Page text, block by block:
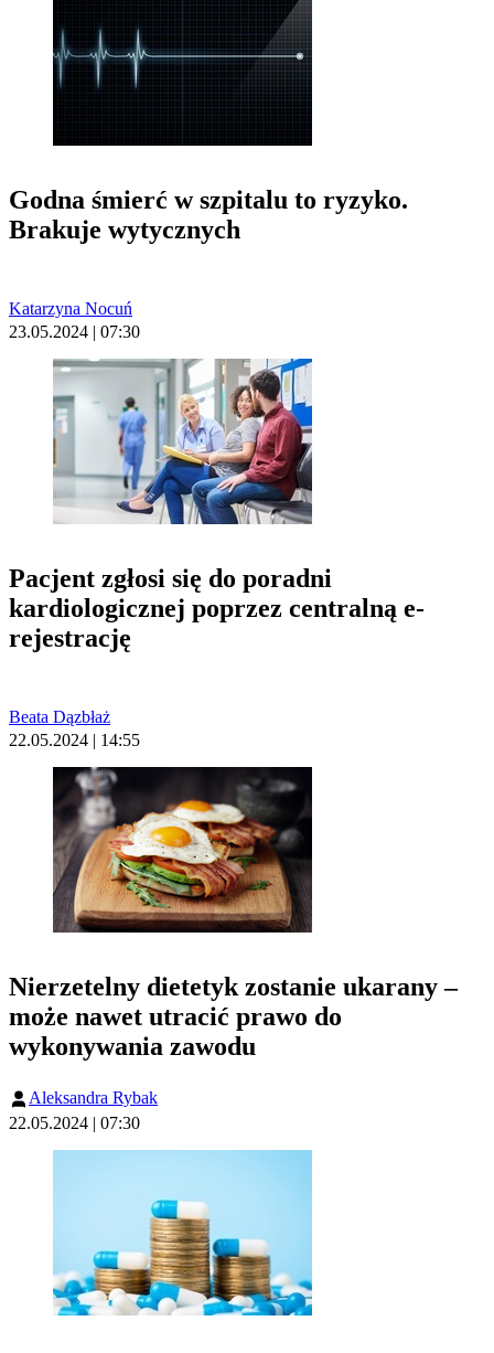
Godna śmierć w szpitalu to ryzyko.
Brakuje wytycznych
Katarzyna Nocuń
23.05.2024 | 07:30
Pacjent zgłosi się do poradni
kardiologicznej poprzez centralną e-
rejestrację
Beata Dązbłaż
22.05.2024 | 14:55
Nierzetelny dietetyk zostanie ukarany –
może nawet utracić prawo do
wykonywania zawodu
Aleksandra Rybak
22.05.2024 | 07:30